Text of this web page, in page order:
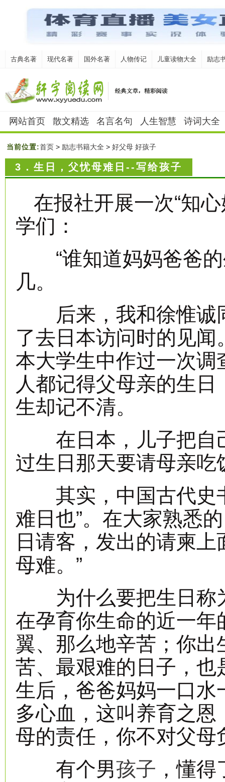
古典名著 现代名著 国外名著 人物传记 儿童读物大全 励志
网站首页 散文精选 名言名句 人生智慧 诗词大全
当前位置:首页> 励志书籍大全 > 好父母 好孩子
3．生日，父忧母难日--写给孩子
在报社开展一次“知
学们：
“谁知道妈妈爸爸的
几。
后来，我和徐惟诚
了去日本访问时的见
本大学生中作过一次
人都记得父母亲的生
生却记不清。
在日本，儿子把自己
过生日那天要请母亲吃
其实，中国古代史
难日也”。在大家熟悉
日请客，发出的请柬
母难。”
为什么要把生日称为
在孕育你生命的近一
翼、那么地辛苦；你
苦、最艰难的日子，
生后，爸爸妈妈一口
多心血，这叫养育之
母的责任，你不对父母
有个男孩子 ，懂